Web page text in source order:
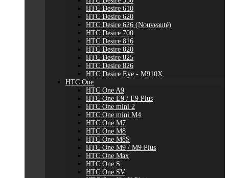
HTC Desire 610
HTC Desire 620
HTC Desire 626 (Nouveauté)
HTC Desire 700
HTC Desire 816
HTC Desire 820
HTC Desire 825
HTC Desire 826
HTC Desire Eye - M910X
HTC One
HTC One A9
HTC One E9 / E9 Plus
HTC One mini 2
HTC One mini M4
HTC One M7
HTC One M8
HTC One M8S
HTC One M9 / M9 Plus
HTC One Max
HTC One S
HTC One SV